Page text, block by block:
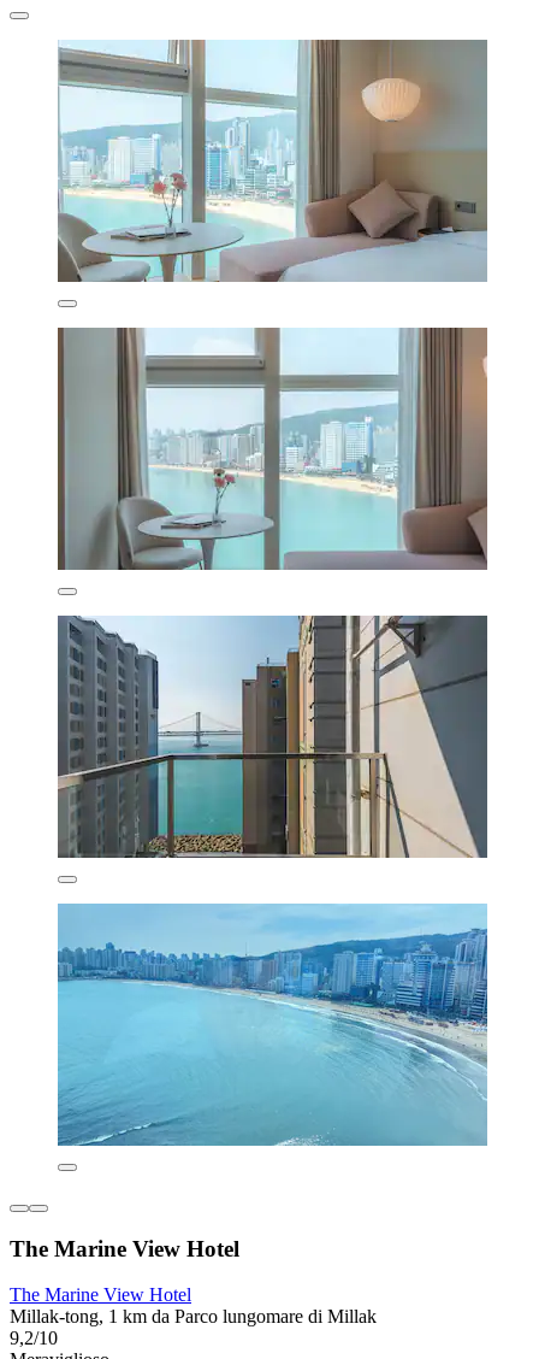
The Marine View Hotel
The Marine View Hotel
Millak-tong, 1 km da Parco lungomare di Millak
9,2/10